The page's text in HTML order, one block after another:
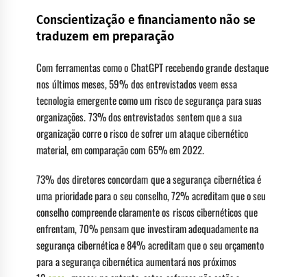
Conscientização e financiamento não se
traduzem em preparação
Com ferramentas como o ChatGPT recebendo grande destaque
nos últimos meses, 59% dos entrevistados veem essa
tecnologia emergente como um risco de segurança para suas
organizações. 73% dos entrevistados sentem que a sua
organização corre o risco de sofrer um ataque cibernético
material, em comparação com 65% em 2022.
73% dos diretores concordam que a segurança cibernética é
uma prioridade para o seu conselho, 72% acreditam que o seu
conselho compreende claramente os riscos cibernéticos que
enfrentam, 70% pensam que investiram adequadamente na
segurança cibernética e 84% acreditam que o seu orçamento
para a segurança cibernética aumentará nos próximos